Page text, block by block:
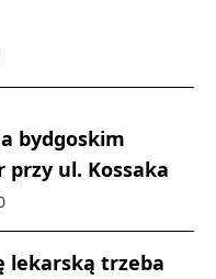
bydgoskim
przy ul. Kossaka
lekarską trzeba